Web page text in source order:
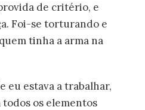
de critério, e
Foi-se torturando e
tinha a arma na
eu estava a trabalhar,
todos os elementos